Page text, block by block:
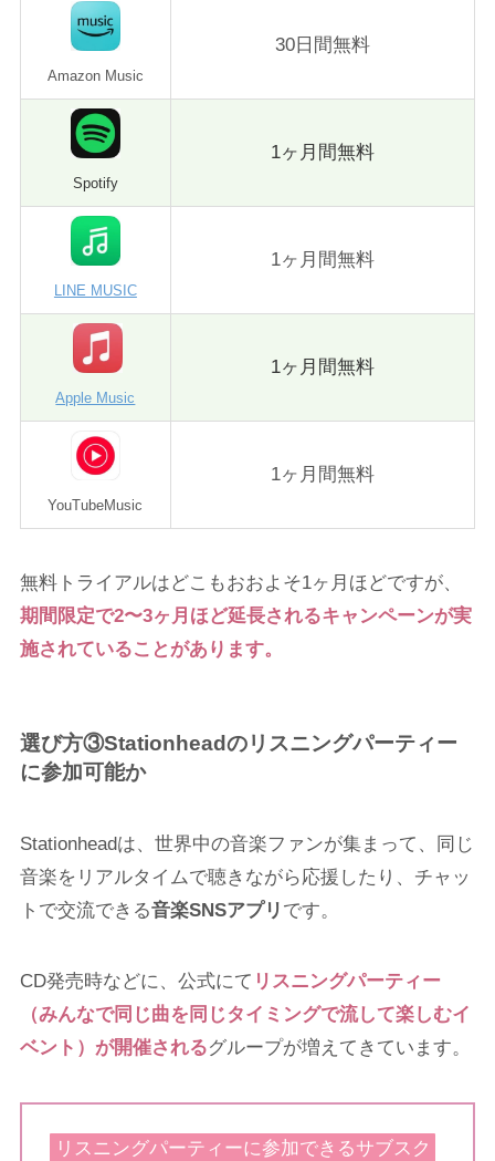
Amazon Music
30日間無料
Spotify
1ヶ月間無料
LINE MUSIC
1ヶ月間無料
Apple Music
1ヶ月間無料
YouTubeMusic
1ヶ月間無料
無料トライアルはどこもおおよそ1ヶ月ほどですが、
期間限定で2〜3ヶ月ほど延長されるキャンペーンが実
施されていることがあります。
選び方③Stationheadのリスニングパーティー
に参加可能か
Stationheadは、世界中の音楽ファンが集まって、同じ
音楽をリアルタイムで聴きながら応援したり、チャッ
トで交流できる音楽SNSアプリ です。
CD発売時などに、公式にて リスニングパーティー
（みんなで同じ曲を同じタイミングで流して楽しむイ
ベント）が開催されるグループが増えてきています。
リスニングパーティーに参加できるサブスク